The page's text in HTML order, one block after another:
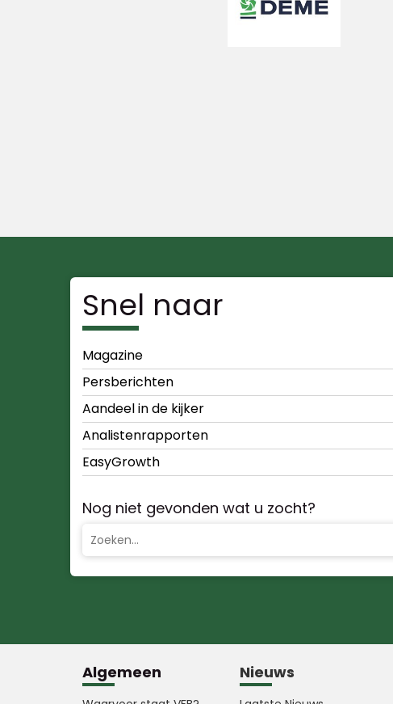
Snel naar
Magazine
Persberichten
Aandeel in de kijker
Analistenrapporten
EasyGrowth
Nog niet gevonden wat u zocht?
Algemeen Nieuws